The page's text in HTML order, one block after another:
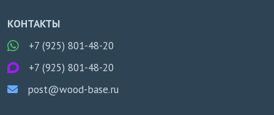
КОНТАКТЫ
+7 (925) 801-48-20
+7 (925) 801-48-20
post@wood-base.ru